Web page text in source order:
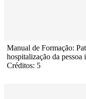
Manual de Formação:
hospitalização da pessoa
Créditos: 5